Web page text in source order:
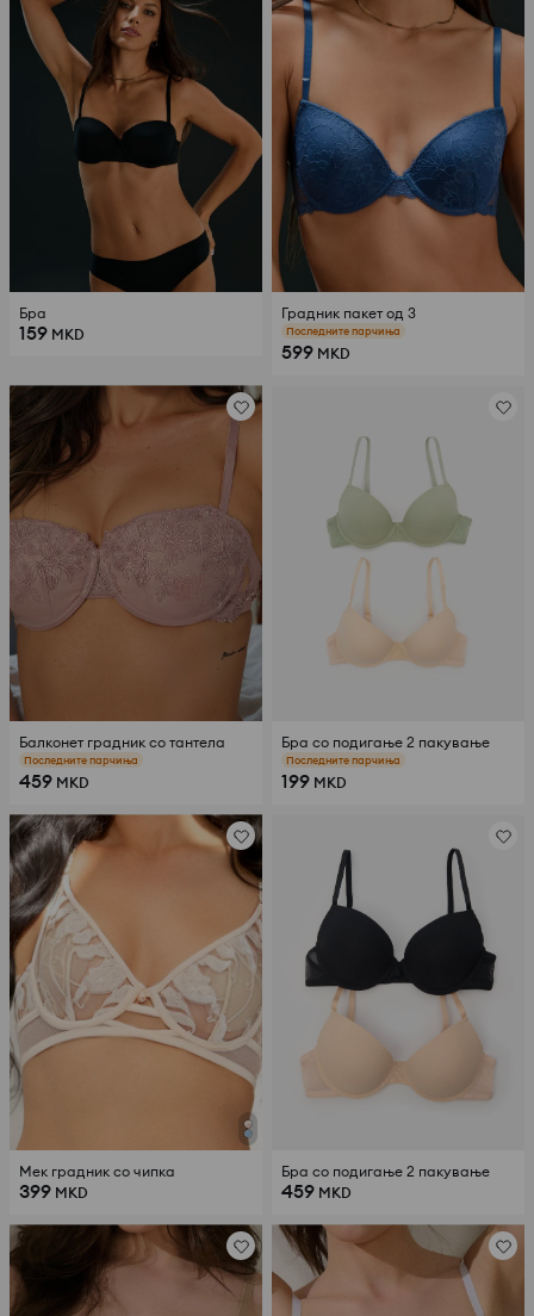
Бра
159 MKD
Градник пакет од 3
Последните парчиња
599 MKD
Балконет градник со тантела
Последните парчиња
459 MKD
Бра со подигање 2 пакување
Последните парчиња
199 MKD
Мек градник со чипка
399 MKD
Бра со подигање 2 пакување
459 MKD